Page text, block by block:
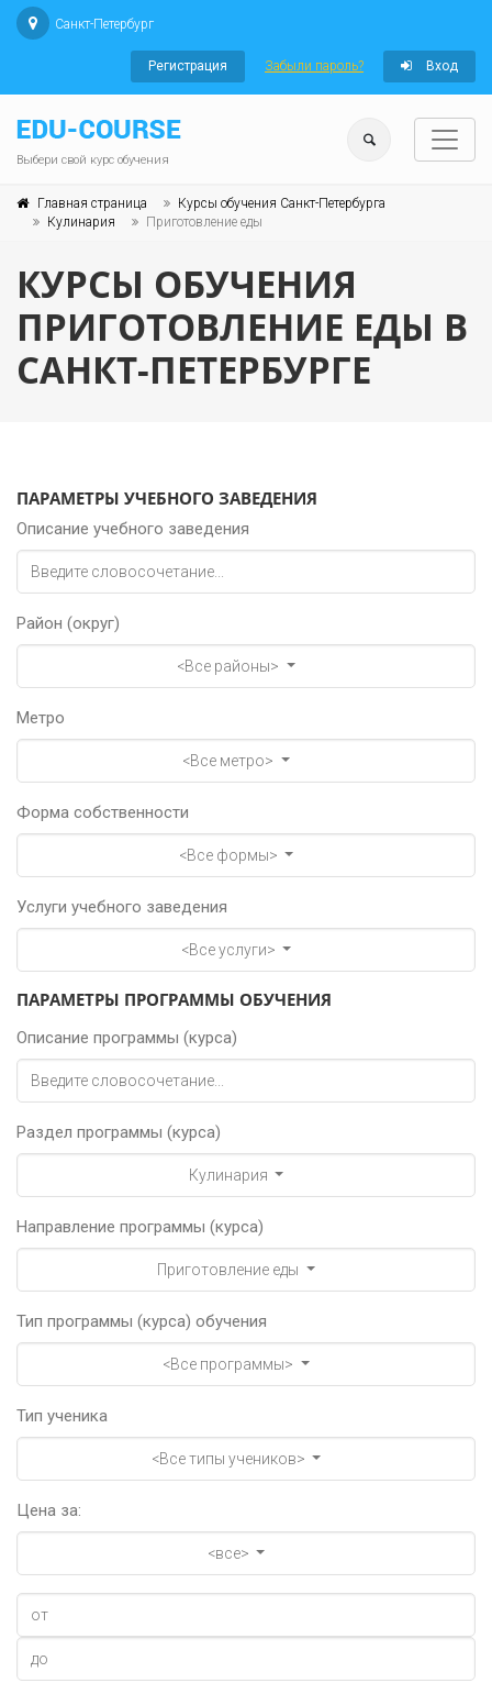
Санкт-Петербург
Регистрация Забыли пароль? Вход
Выбери свой курс обучения
Главная страница
Курсы обучения Санкт-Петербурга
Кулинария
Приготовление еды
КУРСЫ ОБУЧЕНИЯ
ПРИГОТОВЛЕНИЕ ЕДЫ В
САНКТ-ПЕТЕРБУРГЕ
ПАРАМЕТРЫ УЧЕБНОГО ЗАВЕДЕНИЯ
Описание учебного заведения
Район (округ)
<Все районы>
Метро
<Все метро>
Форма собственности
<Все формы>
Услуги учебного заведения
<Все услуги>
ПАРАМЕТРЫ ПРОГРАММЫ ОБУЧЕНИЯ
Описание программы (курса)
Раздел программы (курса)
Кулинария
Направление программы (курса)
Приготовление еды
Тип программы (курса) обучения
<Все программы>
Тип ученика
<Все типы учеников>
Цена за:
<все>